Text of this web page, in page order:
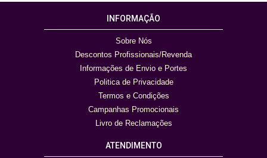
INFORMAÇÃO
Sobre Nós
Descontos Profissionais/Revenda
Informações de Envio e Portes
Politica de Privacidade
Termos e Condições
Campanhas Promocionais
Livro de Reclamações
ATENDIMENTO